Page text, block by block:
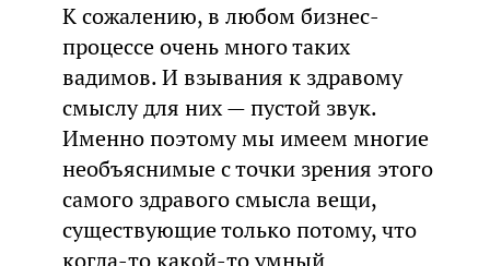
К сожалению, в любом бизнес-
процессе очень много таких
вадимов. И взывания к здравому
смыслу для них — пустой звук.
Именно поэтому мы имеем многие
необъяснимые с точки зрения этого
самого здравого смысла вещи,
существующие только потому, что